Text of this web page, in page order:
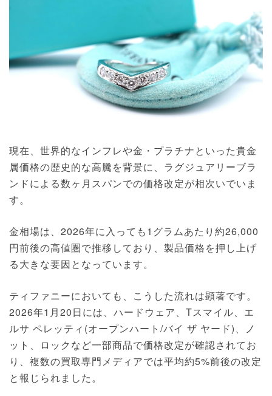
現在、世界的なインフレや金・プラチナといった貴金
属価格の歴史的な高騰を背景に、ラグジュアリーブラ
ンドによる数ヶ月スパンでの価格改定が相次いでいま
す。
金相場は、2026年に入っても1グラムあたり約26,000
円前後の高値圏で推移しており、製品価格を押し上げ
る大きな要因となっています。
ティファニーにおいても、こうした流れは顕著です。
2026年1月20日には、ハードウェア、Tスマイル、エ
ルサ ペレッティ(オープンハート/バイ ザ ヤード)、ノ
ット、ロックなど一部商品で価格改定が確認されてお
り、複数の買取専門メディアでは平均約5%前後の改定
と報じられました。